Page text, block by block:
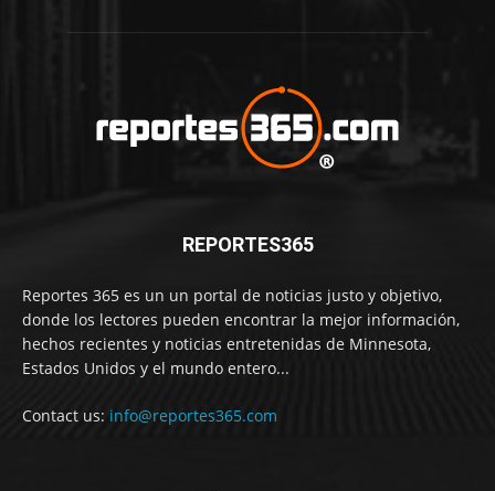
REPORTES365
Reportes 365 es un un portal de noticias justo y objetivo,
donde los lectores pueden encontrar la mejor información,
hechos recientes y noticias entretenidas de Minnesota,
Estados Unidos y el mundo entero...
Contact us: info@reportes365.com